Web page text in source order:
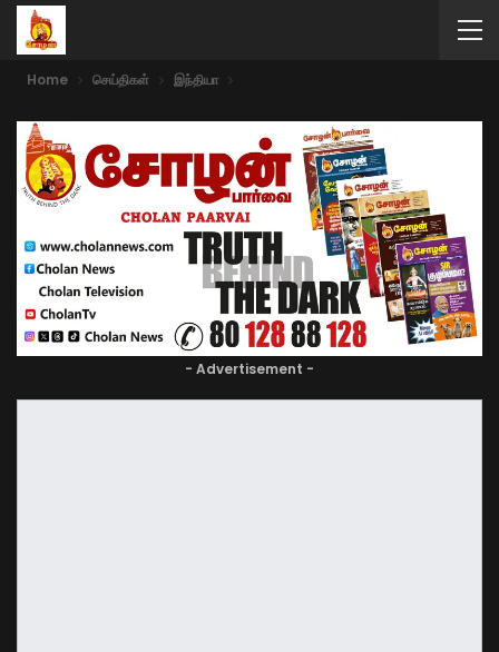
Home செய்திகள் இந்தியா
- Advertisement -